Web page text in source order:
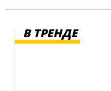
В ТРЕНДЕ